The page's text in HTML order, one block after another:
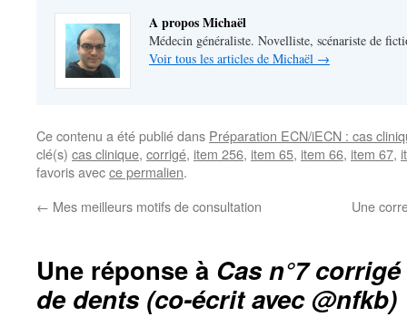
A propos Michaël
Médecin généraliste. Novelliste, scénariste de
Voir tous les articles de Michaël →
Ce contenu a été publié dans Préparation ECN/iECN : cas
clé(s) cas clinique, corrigé, item 256, item 65, item 66, item 67,
favoris avecce permalien.
← Mes meilleurs motifs de consultation Une
Une réponse à Cas n°7
de dents (co-écrit avec @nfkb)